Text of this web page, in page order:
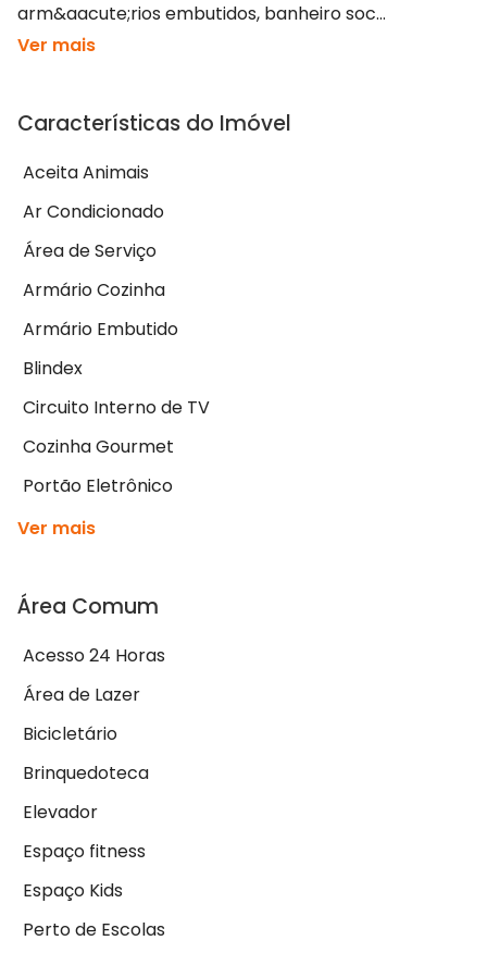
arm&aacute;rios embutidos, banheiro soc...
Ver mais
Características do Imóvel
Aceita Animais
Ar Condicionado
Área de Serviço
Armário Cozinha
Armário Embutido
Blindex
Circuito Interno de TV
Cozinha Gourmet
Portão Eletrônico
Ver mais
Área Comum
Acesso 24 Horas
Área de Lazer
Bicicletário
Brinquedoteca
Elevador
Espaço fitness
Espaço Kids
Perto de Escolas